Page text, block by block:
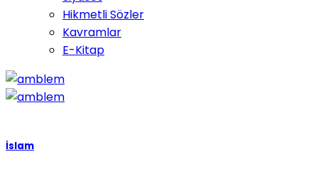
Hikmetli Sözler
Kavramlar
E-Kitap
İslam